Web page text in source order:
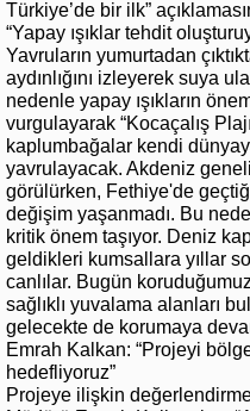
Türkiye’de bir ilk”
“Yapay ışıklar tehdit
Yavruların yumurtadan
aydınlığını izleyerek suya
nedenle yapay ışıkların
vurgulayarak “Kocaçalış
kaplumbağalar kendi
yavrulayacak. Akdeniz
görülürken, Fethiye'de
değişim yaşanmadı. Bu
kritik önem taşıyor. Deniz
geldikleri kumsallara yıllar
canlılar. Bugün
sağlıklı yuvalama alanları
gelecekte de korumaya
Emrah Kalkan: “Projeyi
hedefliyoruz”
Projeye ilişkin